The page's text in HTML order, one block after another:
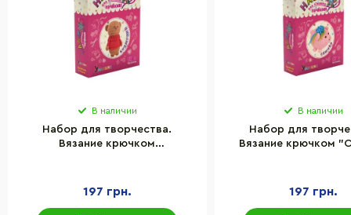
В наличии
Набор для творчества.
Вязание крючком
197 грн.
В наличии
Набор для
Вязание крючком
197 грн.